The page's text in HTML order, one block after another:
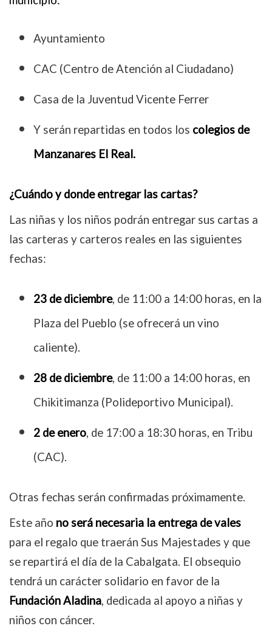
Ayuntamiento
CAC (Centro de Atención al Ciudadano)
Casa de la Juventud Vicente Ferrer
Y serán repartidas en todos los colegios de
Manzanares El Real.
¿Cuándo y donde entregar las cartas?
Las niñas y los niños podrán entregar sus cartas a
las carteras y carteros reales en las siguientes
fechas:
23 de diciembre, de 11:00 a 14:00 horas, en la
Plaza del Pueblo (se ofrecerá un vino
caliente).
28 de diciembre, de 11:00 a 14:00 horas, en
Chikitimanza (Polideportivo Municipal).
2 de enero, de 17:00 a 18:30 horas, en Tribu
(CAC).
Otras fechas serán confirmadas próximamente.
Este año no será necesaria la entrega de vales
para el regalo que traerán Sus Majestades y que
se repartirá el día de la Cabalgata. El obsequio
tendrá un carácter solidario en favor de la
Fundación Aladina, dedicada al apoyo a niñas y
niños con cáncer.